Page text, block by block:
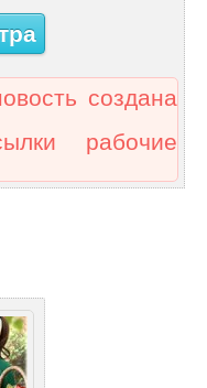
создана
рабочие